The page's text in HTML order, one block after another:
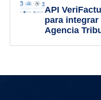
API
para
Agencia